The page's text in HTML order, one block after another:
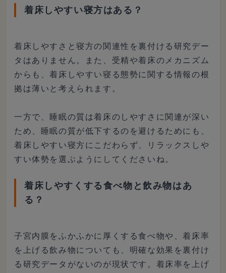
着床しやすい寝方はある？
着床しやすさと寝方の関連性を裏付ける研究デー
タはありません。また、受精や着床のメカニズム
からも、着床しやすい寝る態勢に関する情報の根
拠は薄いと考えられます。
一方で、睡眠の質は着床のしやすさに関連が深い
ため、睡眠の質が低下するのを避けるためにも、
着床しやすい寝方にこだわらず、リラックスしや
すい体勢を選ぶようにしてくださいね。
着床しやすくする食べ物と飲み物はあ
る？
子宮内膜をふかふかに厚くする食べ物や、着床率
を上げる飲み物についても、明確な効果を裏付け
る研究データがないのが現状です。着床率を上げ